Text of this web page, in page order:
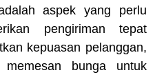
aspek yang perlu
pengiriman tepat
kepuasan pelanggan,
bunga untuk